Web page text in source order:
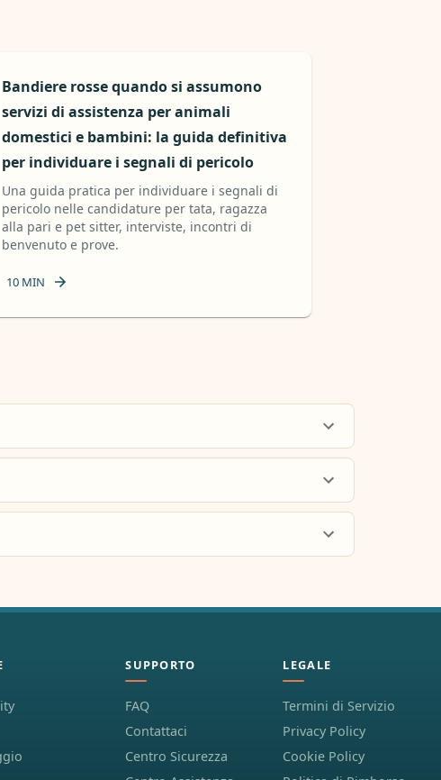
Bandiere rosse quando si assumono
servizi di assistenza per animali
domestici e bambini: la guida definitiva
per individuare i segnali di pericolo
Una guida pratica per individuare i segnali di
pericolo nelle candidature per tata, ragazza
alla pari e pet sitter, interviste, incontri di
benvenuto e prove.
10MIN
SUPPORTO
FAQ
Contattaci
Centro Sicurezza
LEGALE
Termini di Servizio
Privacy Policy
Cookie Policy